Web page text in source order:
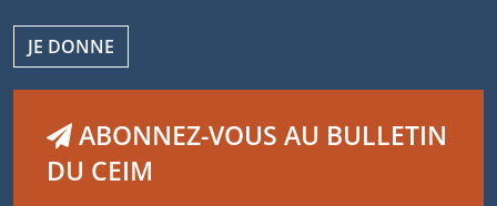
JE DONNE
ABONNEZ-VOUS AU BULLETIN
DU CEIM